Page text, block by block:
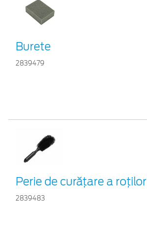
Burete
2839479
Perie de curățare a roților
2839483